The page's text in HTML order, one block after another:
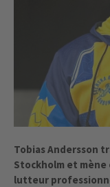
Tobias Andersson
Stockholm et mène
lutteur